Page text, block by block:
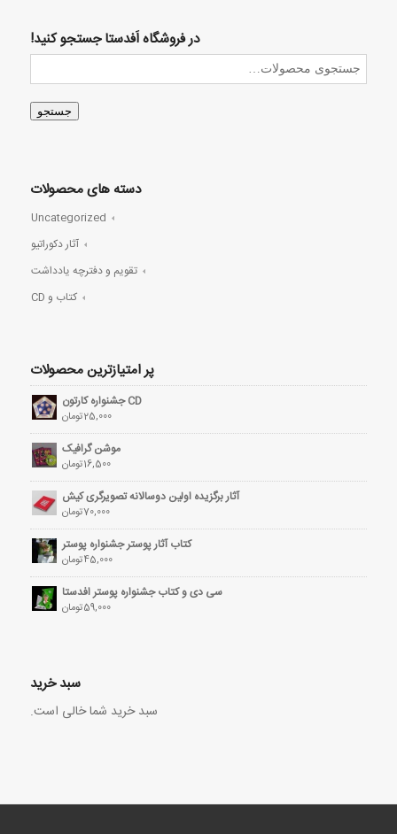
در فروشگاه اَفدستا جستجو کنید!
جستجو
دسته های محصولات
Uncategorized
آثار دکوراتیو
تقویم و دفترچه یادداشت
کتاب و CD
پر امتیازترین محصولات
CD جشنواره کارتون
25,000تومان
موشن گرافیک
16,500تومان
آثار برگزیده اولین دوسالانه تصویرگری کیش
70,000تومان
کتاب آثار پوستر جشنواره پوستر
45,000تومان
سی دی و کتاب جشنواره پوستر افدستا
59,000تومان
سبد خرید
سبد خرید شما خالی است.